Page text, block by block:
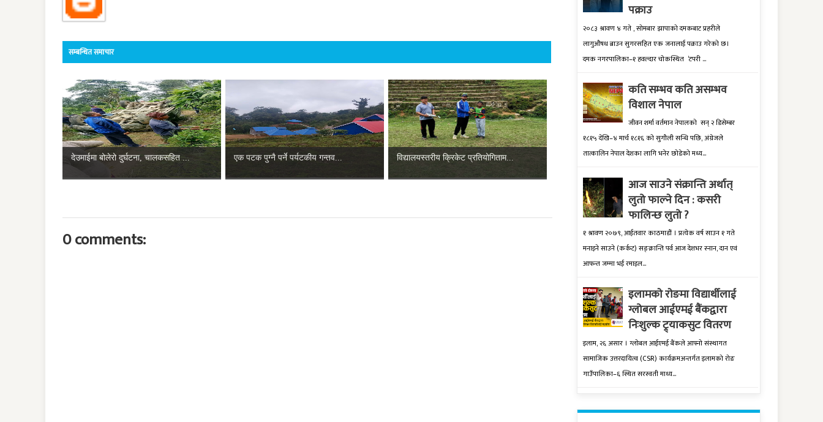
सम्बन्धित समाचार
देउमाईमा बोलेरो दुर्घटना, चालकसहित ... एक पटक पुग्नै पर्ने पर्यटकीय गन्तव... विद्यालयस्तरीय क्रिकेट प्रतियोगिताम...
0 comments:
पक्राउ
२०८३ श्रावण ४ गते , सोमबार झापाको दमकबाट प्रहरीले
लागुऔषध ब्राउन सुगरसहित एक जनालाई पक्राउ गरेको छ।
दमक नगरपालिका–१ हवल्दार चोकस्थित ‘टपरी ...
कति सम्भव कति असम्भव
विशाल नेपाल
जीवन शर्मा वर्तमान नेपालको सन् २ डिसेम्बर
१८१५ देखि–४ मार्च १८१६ को सुगौली सन्धि पछि, अंग्रेजले
तात्कालिन नेपाल देशका लागि भनेर छोडेको मध्य...
आज साउने संक्रान्ति अर्थात्
लुतो फाल्ने दिन : कसरी
फालिन्छ लुतो ?
१ श्रावण २०७९, आईतवार काठमाडौं । प्रत्येक वर्ष साउन १ गते
मनाइने साउने (कर्कट) सङ्क्रान्ति पर्व आज देशभर स्नान, दान एवं
आफन्त जम्मा भई रमाइल...
इलामकाे राेङमा विद्यार्थीलाई
ग्लोबल आईएमई बैंकद्वारा
निःशुल्क ट्र्याकसुट वितरण
इलाम, २६ असार । ग्लोबल आईएमई बैंकले आफ्नो संस्थागत
सामाजिक उत्तरदायित्व (CSR) कार्यक्रमअन्तर्गत इलामको रोङ
गाउँपालिका–६ स्थित सरस्वती माध्य...